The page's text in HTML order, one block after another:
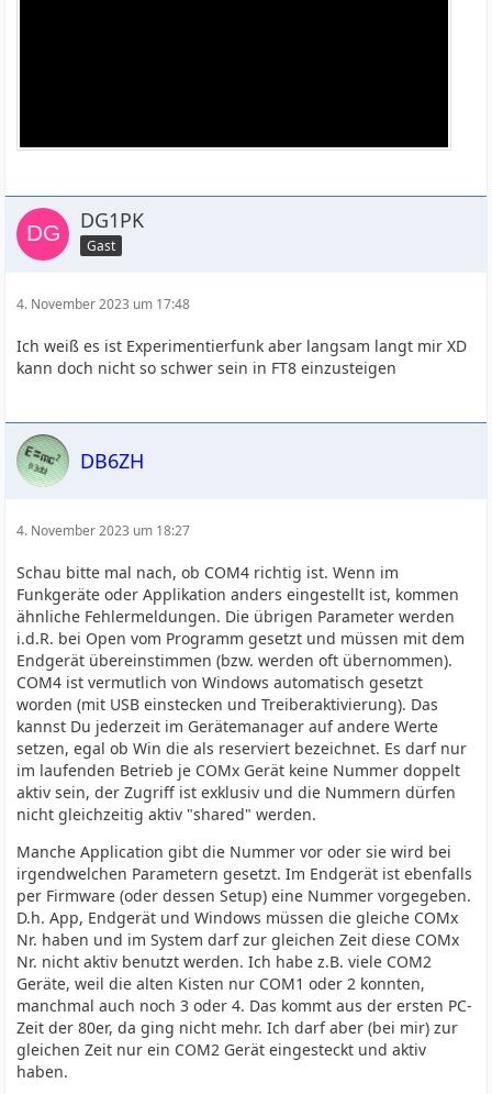
DG1PK
Gast
4. November 2023 um 17:48
Ich weiß es ist Experimentierfunk aber langsam langt mir XD
kann doch nicht so schwer sein in FT8 einzusteigen
DB6ZH
4. November 2023 um 18:27
Schau bitte mal nach, ob COM4 richtig ist. Wenn im
Funkgeräte oder Applikation anders eingestellt ist, kommen
ähnliche Fehlermeldungen. Die übrigen Parameter werden
i.d.R. bei Open vom Programm gesetzt und müssen mit dem
Endgerät übereinstimmen (bzw. werden oft übernommen).
COM4 ist vermutlich von Windows automatisch gesetzt
worden (mit USB einstecken und Treiberaktivierung). Das
kannst Du jederzeit im Gerätemanager auf andere Werte
setzen, egal ob Win die als reserviert bezeichnet. Es darf nur
im laufenden Betrieb je COMx Gerät keine Nummer doppelt
aktiv sein, der Zugriff ist exklusiv und die Nummern dürfen
nicht gleichzeitig aktiv "shared" werden.
Manche Application gibt die Nummer vor oder sie wird bei
irgendwelchen Parametern gesetzt. Im Endgerät ist ebenfalls
per Firmware (oder dessen Setup) eine Nummer vorgegeben.
D.h. App, Endgerät und Windows müssen die gleiche COMx
Nr. haben und im System darf zur gleichen Zeit diese COMx
Nr. nicht aktiv benutzt werden. Ich habe z.B. viele COM2
Geräte, weil die alten Kisten nur COM1 oder 2 konnten,
manchmal auch noch 3 oder 4. Das kommt aus der ersten PC-
Zeit der 80er, da ging nicht mehr. Ich darf aber (bei mir) zur
gleichen Zeit nur ein COM2 Gerät eingesteckt und aktiv
haben.